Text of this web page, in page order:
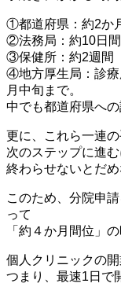
①都道府県：約2か
②法務局：約10日間
③保健所：約2週間
④地方厚生局：診療
月中旬まで。
中でも都道府県へ
更に、これら一連
次のステップに進
終わらせないとだめ
このため、分院申
って
「約４か月間位」
個人クリニックの
つまり、最速1日で